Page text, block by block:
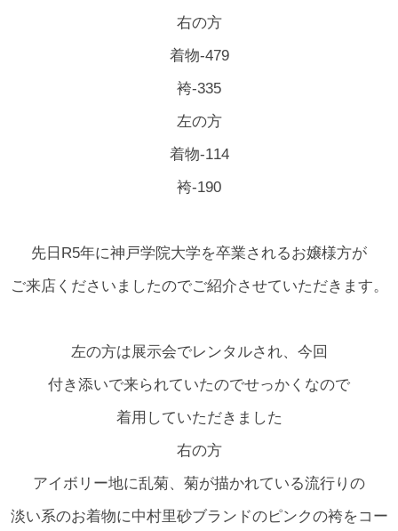
右の方
着物-479
袴-335
左の方
着物-114
袴-190
先日R5年に神戸学院大学を卒業されるお嬢様方が
ご来店くださいましたのでご紹介させていただきます。
左の方は展示会でレンタルされ、今回
付き添いで来られていたのでせっかくなので
着用していただきました
右の方
アイボリー地に乱菊、菊が描かれている流行りの
淡い系のお着物に中村里砂ブランドのピンクの袴をコー